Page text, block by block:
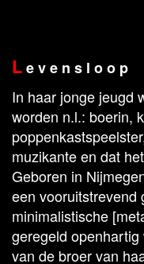
Le v e n s l o o p
In haar jonge jeugd
worden n.l.: boerin,
muzikante en dat
Geboren in
een vooruitstrevend
minimalistische
geregeld
van de broer van